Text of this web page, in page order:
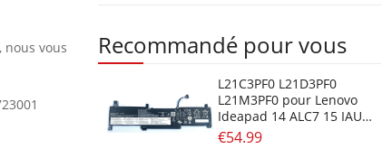
vous
Recommandé pour vous
L21C3PF0 L21D3PF0
L21M3PF0 pour Lenovo
Ideapad 14 ALC7 15 IAU7
Lenovo IdeaPad 1
€54.99